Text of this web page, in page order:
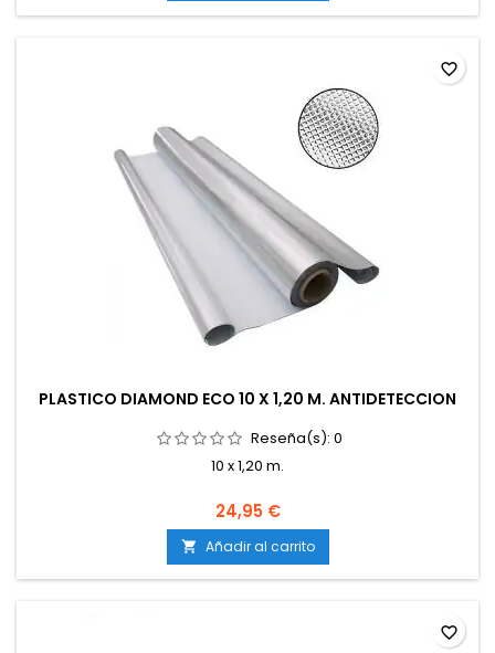
PLASTICO DIAMOND ECO 10 X 1,20 M. ANTIDETECCION
Reseña(s): 0
10 x 1,20 m.
24,95 €
 Añadir al carrito
favorite_border
favorite_border